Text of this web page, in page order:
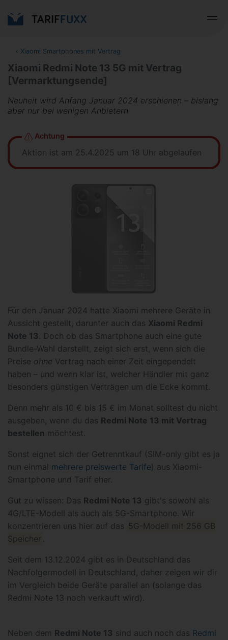
‹ Xiaomi Smartphones mit Vertrag
Xiaomi Redmi Note 13 5G mit Vertrag
[Vermarktungsende]
Neuheit wird Anfang Januar 2024 erschienen – bislang
aber nur bei wenigen Anbietern
Achtung
Aktion ist am 25.4.2025 um 18 Uhr abgelaufen
Für den Januar 2024 hatte Xiaomi mehrere Geräte in
Aussicht gestellt, darunter auch das Xiaomi Redmi
Note 13 . Doch ob das Smartphone auch eine gute
Bundle-Wahl darstellt, zeigt sich erst, wenn sich die
Preise ohne Vertrag nach einer Zeit eingependelt
haben – und wenn klar ist, welcher Händler mit ganz
besonders günstigen Verträgen um die Ecke kommt.
Denn mehr als 10 € bis 15 € im Monat solltest du nicht
ausgeben, wenn du das Redmi Note 13 mit Vertrag
bestellen möchtest.
Sonst eignet sich der Getrenntkauf (SIM-only gibt es ja
nun einmal mehrere preiswerte Tarife) aus Xiaomi-
Smartphone und Tarif eher.
Gut zu wissen: Das Redmi Note 13 gibt's sowohl als
4G/LTE-Modell als auch als 5G-Smartphone. Wir
konzentrieren uns hier auf das 5G-Modell mit 256 GB
Speicher .
Seit dem 13.12.2024 gibt es in Deutschland das
Nachfolgermodell in Deutschland, daher zeigen wir dir
im Vergleich beide Geräte parallel an (solange das
Redmi Note 13 noch verkauft wird).
Neben dem Redmi Note 13 sind auch noch das Redmi